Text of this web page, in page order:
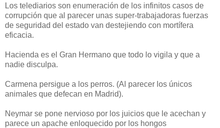
Los telediarios son enumeración de los infinitos casos de
corrupción que al parecer unas super-trabajadoras fuerzas
de seguridad del estado van destejiendo con mortífera
eficacia.
Hacienda es el Gran Hermano que todo lo vigila y que a
nadie disculpa.
Carmena persigue a los perros. (Al parecer los únicos
animales que defecan en Madrid).
Neymar se pone nervioso por los juicios que le acechan y
parece un apache enloquecido por los hongos